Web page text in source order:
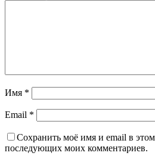
Имя *
Email *
Сохранить моё имя и email в этом
последующих моих комментариев.